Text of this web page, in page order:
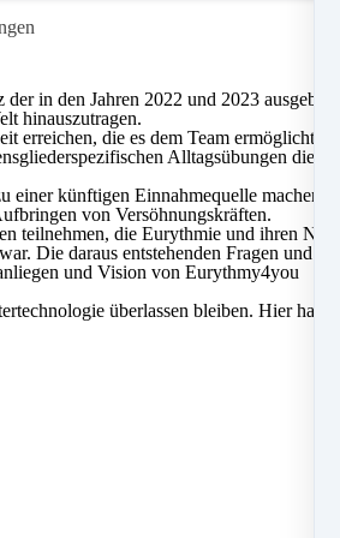
in den Jahren 2022 und 2023
hinauszutragen.
die es dem Team ermöglicht,
Alltagsübungen die
künftigen Einnahmequelle machen.
von Versöhnungskräften.
teilnehmen, die Eurythmie und ihren
Die daraus entstehenden Fragen und
und Vision von Eurythmy4you
überlassen bleiben. Hier hat